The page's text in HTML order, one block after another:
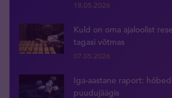
18.05.2026
Kuld on oma ajaloolist
tagasi võtmas
07.05.2026
Iga-aastane raport:
puudujäägis